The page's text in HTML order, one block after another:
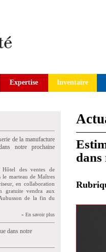
Expertise Inventaire
de la manufacture
notre prochaine
des ventes de
le marteau de Maîtres
en collaboration
gratuite vendra aux
de la fin du
» En savoir plus
dans notre
dans